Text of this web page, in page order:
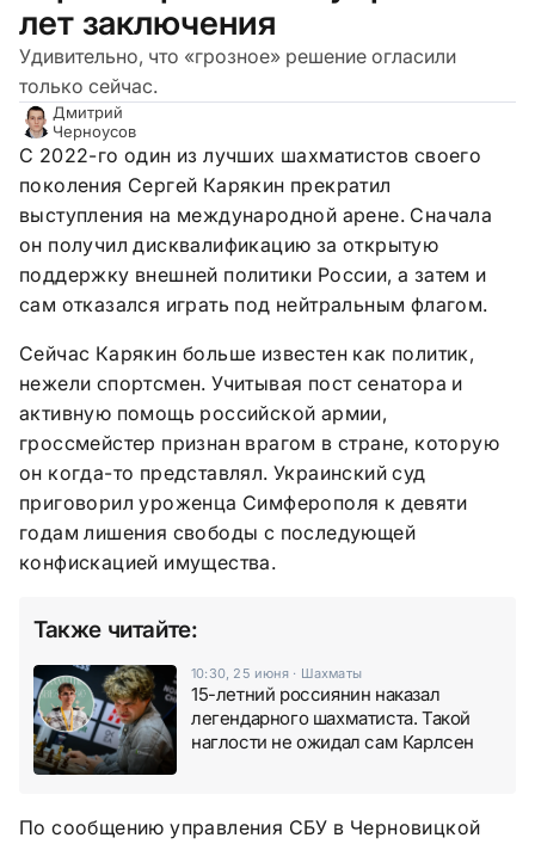
лет заключения
Удивительно, что «грозное» решение огласили
только сейчас.
Дмитрий
Черноусов
С 2022-го один из лучших шахматистов своего
поколения Сергей Карякин прекратил
выступления на международной арене. Сначала
он получил дисквалификацию за открытую
поддержку внешней политики России, а затем и
сам отказался играть под нейтральным флагом.
Сейчас Карякин больше известен как политик,
нежели спортсмен. Учитывая пост сенатора и
активную помощь российской армии,
гроссмейстер признан врагом в стране, которую
он когда-то представлял. Украинский суд
приговорил уроженца Симферополя к девяти
годам лишения свободы с последующей
конфискацией имущества.
Также читайте:
10:30, 25 июня· Шахматы
15-летний россиянин наказал
легендарного шахматиста. Такой
наглости не ожидал сам Карлсен
По сообщению управления СБУ в Черновицкой